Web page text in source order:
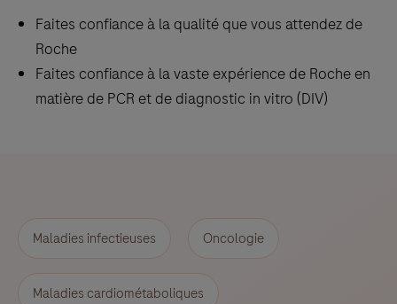
des
particules
verre
MagNA
Pure 96.
Faites confiance à la qualité que vous attendez de
Roche
Faites confiance à la vaste expérience de Roche en
matière de PCR et de diagnostic in vitro (DIV)
Maladies infectieuses Oncologie
Maladies cardiométaboliques